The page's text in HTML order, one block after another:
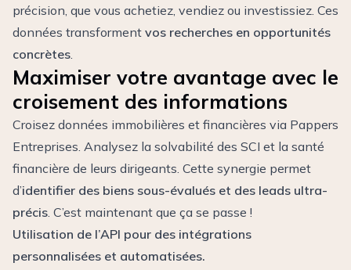
précision, que vous achetiez, vendiez ou investissiez. Ces
données transforment vos recherches en opportunités
concrètes.
Maximiser votre avantage avec le
croisement des informations
Croisez données immobilières et financières via Pappers
Entreprises. Analysez la solvabilité des SCI et la santé
financière de leurs dirigeants. Cette synergie permet
d’identifier des biens sous-évalués et des leads ultra-
précis. C’est maintenant que ça se passe !
Utilisation de l’API pour des intégrations
personnalisées et automatisées.